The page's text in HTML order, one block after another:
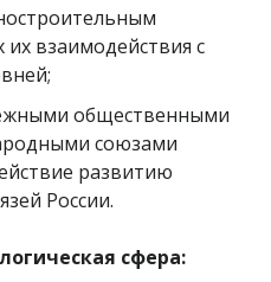
взаимодействия с
общественными
союзами
развитию
России.
сфера: